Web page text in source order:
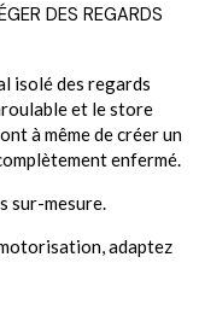
DES REGARDS
isolé des regards
et le store
à même de créer un
enfermé.
sur-mesure.
adaptez